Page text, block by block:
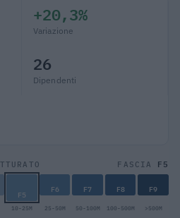
+20,3%
Variazione
26
Dipendenti
FASCIA F5
F5 F6 F7 F8 F9
10-25M 25-50M 50-100M 100-500M >500M